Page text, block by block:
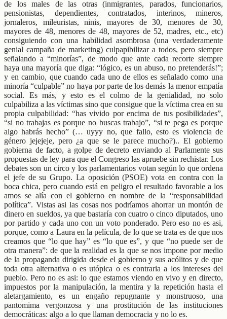
de los males de las otras (inmigrantes, parados, funcionarios,
pensionistas, dependientes, contratados, interinos, mineros,
jornaleros, mileuristas, ninis, mayores de 30, menores de 30,
mayores de 48, menores de 48, mayores de 52, madres, etc., etc)
consiguiendo con una habilidad asombrosa (una verdaderamente
genial campaña de marketing) culpapibilizar a todos, pero siempre
señalando a “minorías”, de modo que ante cada recorte siempre
haya una mayoría que diga: “lógico, es un abuso, no pretenderás!”;
y en cambio, que cuando cada uno de ellos es señalado como una
minoría “culpable” no haya por parte de los demás la menor empatía
social. Es más, y esto es el colmo de la genialidad, no solo
culpabiliza a las víctimas sino que consigue que la víctima crea en su
propia culpabilidad: “has vivido por encima de tus posibilidades”,
“si no trabajas es porque no buscas trabajo”, “si te pega es porque
algo habrás hecho” (… uyyy no, que fallo, esto es violencia de
género jejejeje, pero ¿a que se le parece mucho?).. El gobierno
gobierna de facto, a golpe de decreto enviando al Parlamente sus
propuestas de ley para que el Congreso las apruebe sin rechistar. Los
debates son un circo y los parlamentarios votan según lo que ordena
el jefe de su Grupo. La oposición (PSOE) vota en contra con la
boca chica, pero cuando está en peligro el resultado favorable a los
amos se alía con el gobierno en nombre de la “responsabilidad
política”. Vistas asi las cosas nos podríamos ahorrar un montón de
dinero en sueldos, ya que bastaría con cuatro o cinco diputados, uno
por partido y cada uno con un voto ponderado. Pero eso no es asi,
porque, como a Laura en la película, de lo que se trata es de que nos
creamos que “lo que hay” es “lo que es”, y que “no puede ser de
otra manera”: de que la realidad es la que se nos impone por medio
de la propaganda dirigida desde el gobierno y sus acólitos y de que
toda otra alternativa o es utópica o es contraria a los intereses del
pueblo. Pero no es asi: lo que estamos viendo en vivo y en directo,
impuestos por la manipulación, la mentira y la repetición hasta el
aletargamiento, es un engaño repugnante y monstruoso, una
pantomima vergonzosa y una prostitución de las instituciones
democráticas: algo a lo que llaman democracia y no lo es.